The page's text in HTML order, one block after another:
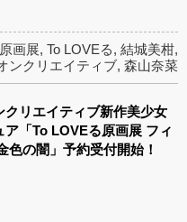
原画展, To LOVEる, 結城美柑,
ンクリエイティブ, 森山奈菜
クリエイティブ新作美少女
ア「To LOVEる原画展 フィ
色の闇」予約受付開始！